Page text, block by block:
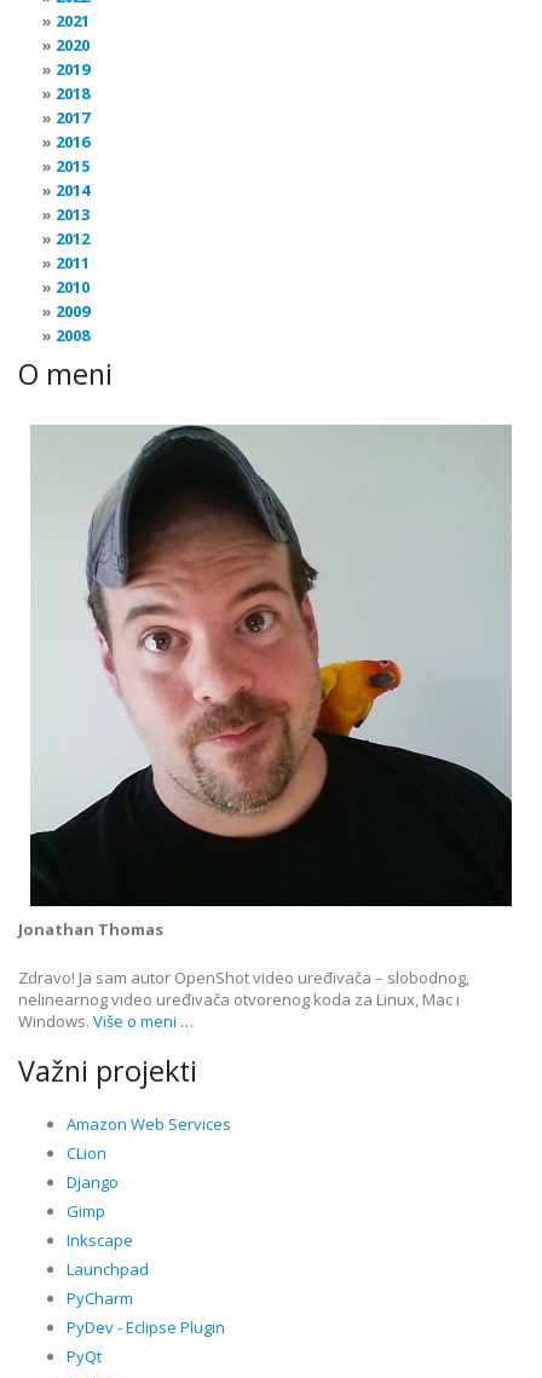
2021
2020
2019
2018
2017
2016
2015
2014
2013
2012
2011
2010
2009
2008
O meni
Jonathan Thomas
Zdravo! Ja sam autor OpenShot video uređivača – slobodnog,
nelinearnog video uređivača otvorenog koda za Linux, Mac i
Windows. Više o meni …
Važni projekti
Amazon Web Services
CLion
Django
Gimp
Inkscape
Launchpad
PyCharm
PyDev - Eclipse Plugin
PyQt